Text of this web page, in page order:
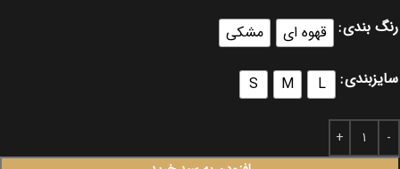
رنگ بندی قهوه ای مشکی
سایزبندی L
M
S